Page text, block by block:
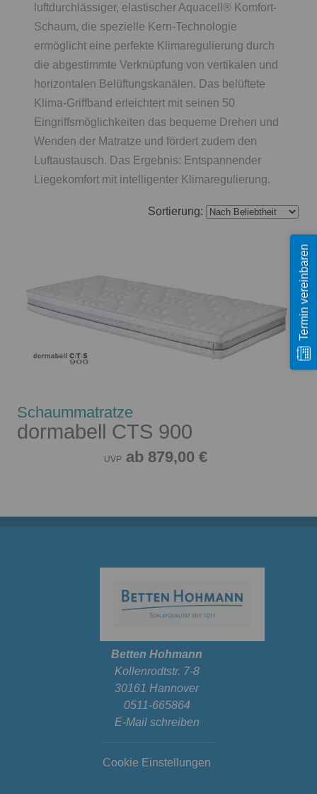
luftdurchlässiger, elastischer Aquacell® Komfort-
Schaum, die spezielle Kern-Technologie
ermöglicht eine perfekte Klimaregulierung durch
die abgestimmte Verknüpfung von vertikalen und
horizontalen Belüftungskanälen. Das belüftete
Klima-Griffband erleichtert mit seinen 50
Eingriffsmöglichkeiten das bequeme Drehen und
Wenden der Matratze und fördert zudem den
Luftaustausch. Das Ergebnis: Entspannender
Liegekomfort mit intelligenter Klimaregulierung.
Sortierung:
Schaummatratze
dormabell CTS 900
UVP ab 879,00 €
Termin vereinbaren
Betten Hohmann
Kollenrodtstr. 7-8
30161 Hannover
0511-665864
E-Mail schreiben
Cookie Einstellungen